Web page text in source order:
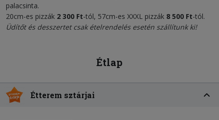
palacsinta.
20cm-es pizzák 2 300 Ft-tól, 57cm-es XXXL pizzák 8 500 Ft-tól.
Üdítőt és desszertet csak ételrendelés esetén szállítunk ki!
Étlap
Étterem sztárjai